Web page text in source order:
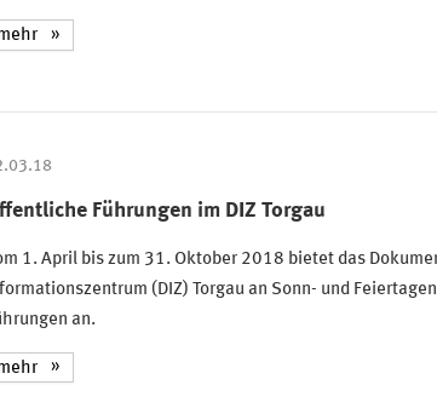
Führungen im DIZ Torgau
1. April bis zum 31. Oktober 2018 bietet das
(DIZ) Torgau an Sonn- und
an.